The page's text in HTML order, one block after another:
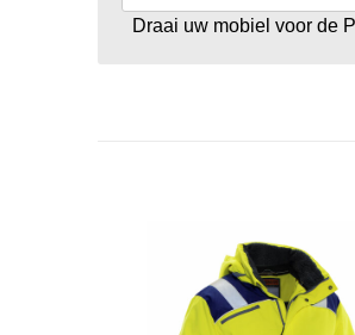
Draai uw mobiel voor de